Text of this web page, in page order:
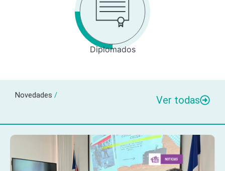
Diplomados
Novedades / Ver todas